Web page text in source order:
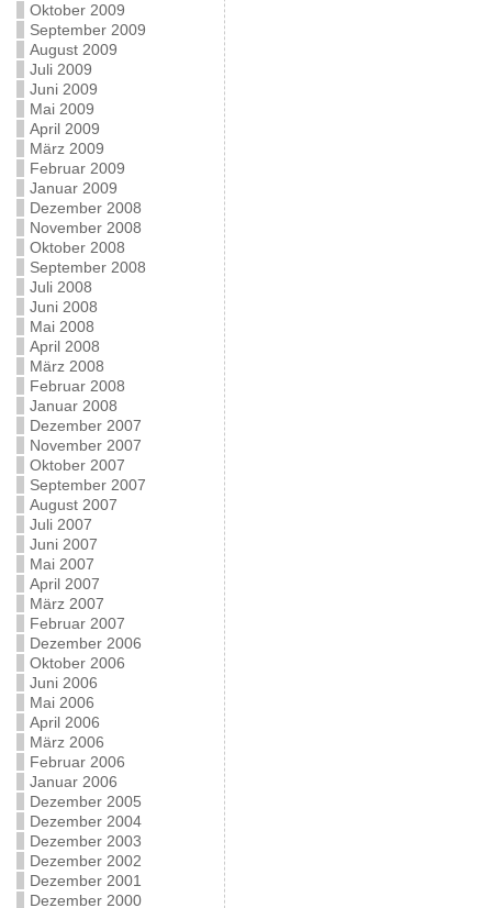
Oktober 2009
September 2009
August 2009
Juli 2009
Juni 2009
Mai 2009
April 2009
März 2009
Februar 2009
Januar 2009
Dezember 2008
November 2008
Oktober 2008
September 2008
Juli 2008
Juni 2008
Mai 2008
April 2008
März 2008
Februar 2008
Januar 2008
Dezember 2007
November 2007
Oktober 2007
September 2007
August 2007
Juli 2007
Juni 2007
Mai 2007
April 2007
März 2007
Februar 2007
Dezember 2006
Oktober 2006
Juni 2006
Mai 2006
April 2006
März 2006
Februar 2006
Januar 2006
Dezember 2005
Dezember 2004
Dezember 2003
Dezember 2002
Dezember 2001
Dezember 2000